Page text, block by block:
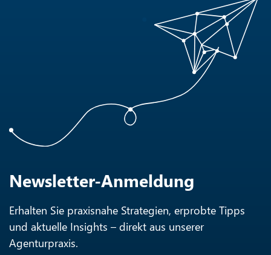
Newsletter-Anmeldung
Erhalten Sie praxisnahe Strategien, erprobte Tipps
und aktuelle Insights – direkt aus unserer
Agenturpraxis.